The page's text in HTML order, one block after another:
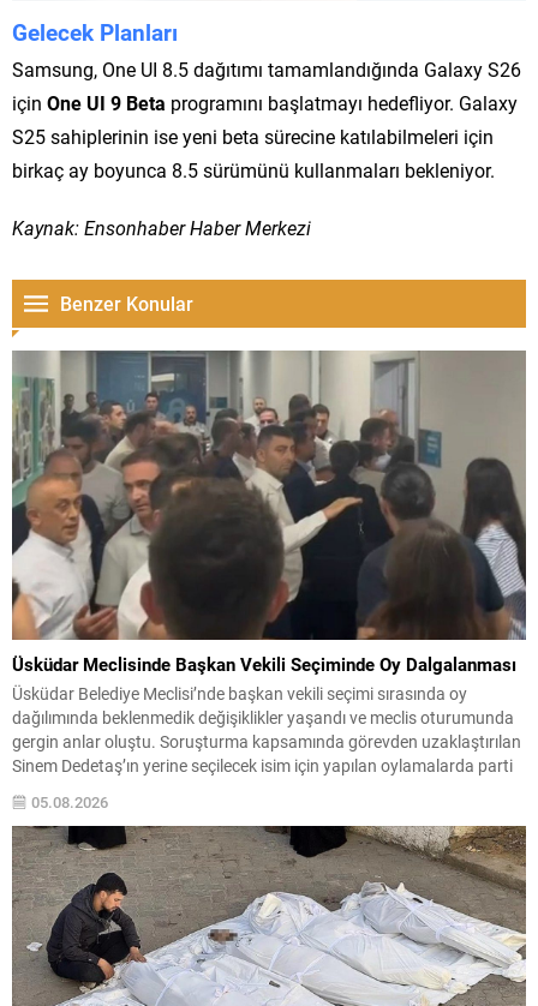
Gelecek Planları
Samsung, One UI 8.5 dağıtımı tamamlandığında Galaxy S26
için One UI 9 Beta programını başlatmayı hedefliyor. Galaxy
S25 sahiplerinin ise yeni beta sürecine katılabilmeleri için
birkaç ay boyunca 8.5 sürümünü kullanmaları bekleniyor.
Kaynak: Ensonhaber Haber Merkezi
Benzer Konular
Üsküdar Meclisinde Başkan Vekili Seçiminde Oy Dalgalanması
Üsküdar Belediye Meclisi’nde başkan vekili seçimi sırasında oy
dağılımında beklenmedik değişiklikler yaşandı ve meclis oturumunda
gergin anlar oluştu. Soruşturma kapsamında görevden uzaklaştırılan
Sinem Dedetaş’ın yerine seçilecek isim için yapılan oylamalarda parti
Çetinkaya ile AK Parti’nin adayı Dündar Ziya Gültekin arasında
geçen...
05.08.2026